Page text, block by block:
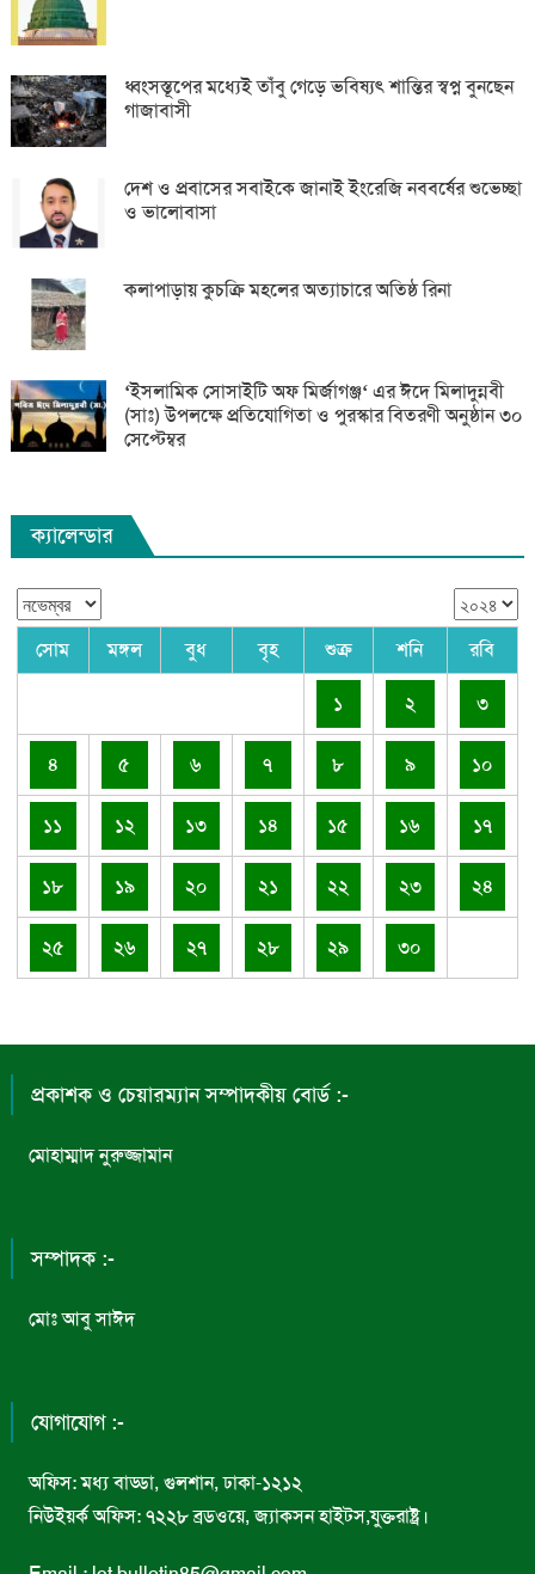
ধ্বংসস্তূপের মধ্যেই তাঁবু গেড়ে ভবিষ্যৎ শান্তির স্বপ্ন বুনছেন
গাজাবাসী
দেশ ও প্রবাসের সবাইকে জানাই ইংরেজি নববর্ষের শুভেচ্ছা
ও ভালোবাসা
কলাপাড়ায় কুচক্রি মহলের অত্যাচারে অতিষ্ঠ রিনা
‘ইসলামিক সোসাইটি অফ মির্জাগঞ্জ‘ এর ঈদে মিলাদুন্নবী
(সাঃ) উপলক্ষে প্রতিযোগিতা ও পুরস্কার বিতরণী অনুষ্ঠান ৩০
সেপ্টেম্বর
ক্যালেন্ডার
সোম মঙ্গল বুধ বৃহ শুক্র শনি রবি
১ ২ ৩
৪ ৫ ৬ ৭ ৮ ৯ ১০
১১ ১২ ১৩ ১৪ ১৫ ১৬ ১৭
১৮ ১৯ ২০ ২১ ২২ ২৩ ২৪
২৫ ২৬ ২৭ ২৮ ২৯ ৩০
প্রকাশক ও চেয়ারম্যান সম্পাদকীয় বোর্ড :-
মোহাম্মাদ নুরুজ্জামান
সম্পাদক :-
মোঃ আবু সাঈদ
যোগাযোগ :-
অফিস: মধ্য বাড্ডা, গুলশান, ঢাকা-১২১২
নিউইয়র্ক অফিস: ৭২২৮ ব্রডওয়ে, জ্যাকসন হাইটস,যুক্তরাষ্ট্র।